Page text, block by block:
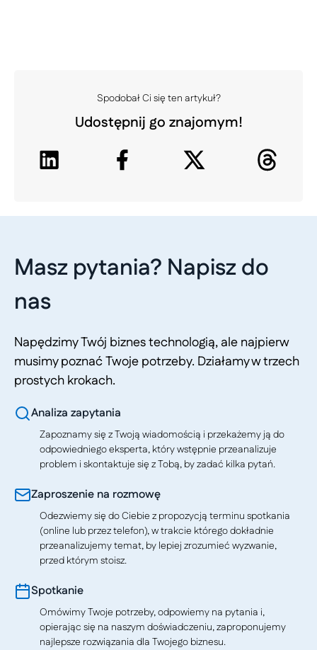
Spodobał Ci się ten artykuł?
Udostępnij go znajomym!
Masz pytania? Napisz do
nas
Napędzimy Twój biznes technologią, ale najpierw
musimy poznać Twoje potrzeby. Działamy w trzech
prostych krokach.
Analiza zapytania
Zapoznamy się z Twoją wiadomością i przekażemy ją do
odpowiedniego eksperta, który wstępnie przeanalizuje
problem i skontaktuje się z Tobą, by zadać kilka pytań.
Zaproszenie na rozmowę
Odezwiemy się do Ciebie z propozycją terminu spotkania
(online lub przez telefon), w trakcie którego dokładnie
przeanalizujemy temat, by lepiej zrozumieć wyzwanie,
przed którym stoisz.
Spotkanie
Omówimy Twoje potrzeby, odpowiemy na pytania i,
opierając się na naszym doświadczeniu, zaproponujemy
najlepsze rozwiązania dla Twojego biznesu.